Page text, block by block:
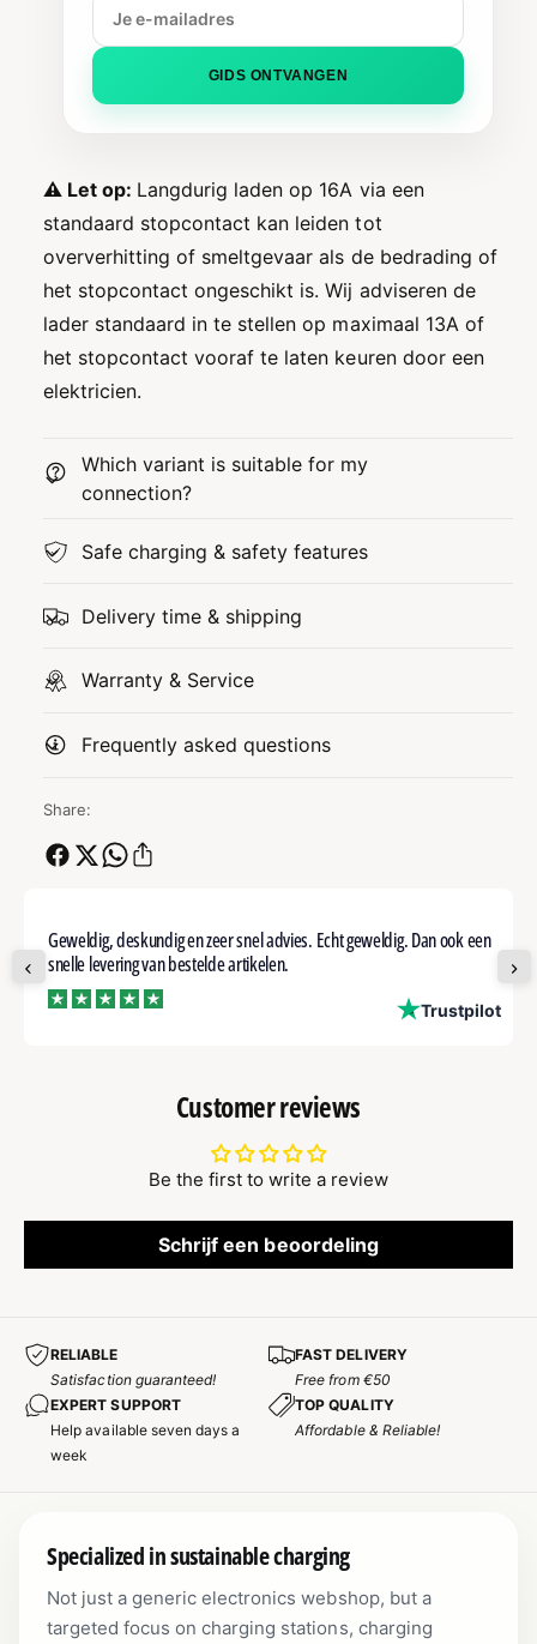
GIDS ONTVANGEN
⚠️ Let op: Langdurig laden op 16A via een
standaard stopcontact kan leiden tot
oververhitting of smeltgevaar als de bedrading of
het stopcontact ongeschikt is. Wij adviseren de
lader standaard in te stellen op maximaal 13A of
het stopcontact vooraf te laten keuren door een
elektricien.
Which variant is suitable for my
connection?
Safe charging & safety features
Delivery time & shipping
Warranty & Service
Frequently asked questions
Share:
Geweldig, deskundig en zeer snel advies. Echt geweldig. Dan ook een
snelle levering van bestelde artikelen.
Trustpilot
Customer reviews
Be the first to write a review
Schrijf een beoordeling
RELIABLE
Satisfaction guaranteed!
FAST DELIVERY
Free from €50
EXPERT SUPPORT
Help available seven days a
week
TOP QUALITY
Affordable & Reliable!
Specialized in sustainable charging
Not just a generic electronics webshop, but a
targeted focus on charging stations, charging